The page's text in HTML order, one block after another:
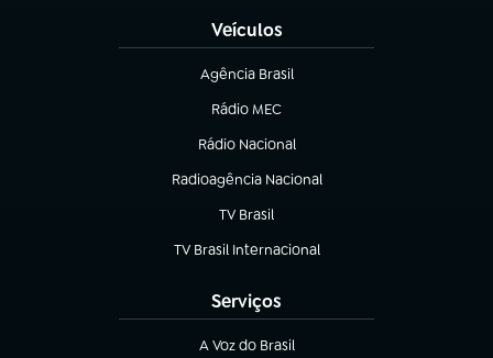
Veículos
Agência Brasil
(abre em nova aba)
Rádio MEC
(abre em nova aba)
Rádio Nacional
Radioagência Nacional
(abre em nova aba)
TV Brasil
(abre em nova aba)
TV Brasil Internacional
(abre em nova aba)
Serviços
A Voz do Brasil
(abre em nova aba)